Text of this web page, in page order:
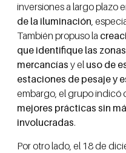
inversiones a largo plazo
de la iluminación,
También propuso la
que identifique las
mercancías y el uso de
estaciones de pesaje y
embargo, el grupo indicó
mejores prácticas sin
involucradas.
Por otro lado, el 18 de